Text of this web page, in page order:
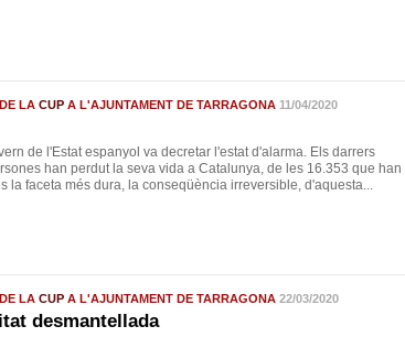
LA CUP A L'AJUNTAMENT DE TARRAGONA 11/04/2020
de l'Estat espanyol va decretar l'estat d'alarma. Els darrers
han perdut la seva vida a Catalunya, de les 16.353 que han
la faceta més dura, la conseqüència irreversible, d'aquesta...
LA CUP A L'AJUNTAMENT DE TARRAGONA 22/03/2020
desmantellada